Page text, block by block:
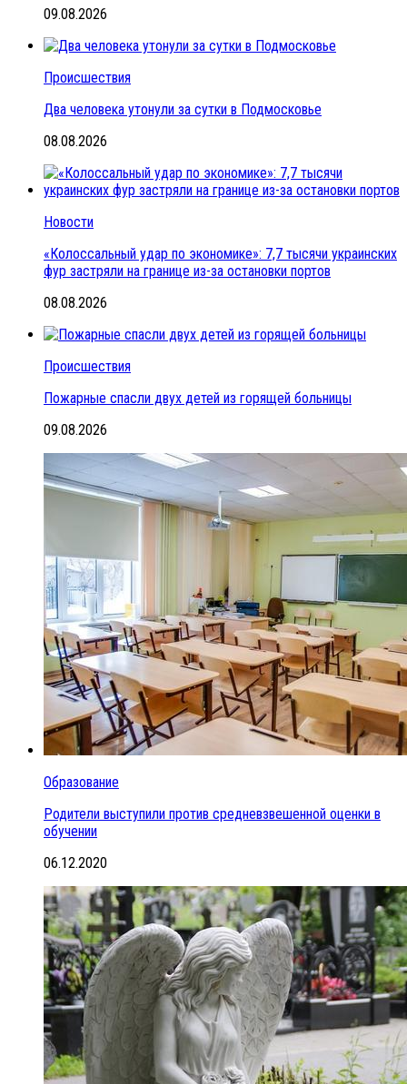
09.08.2026
Происшествия
Два человека утонули за сутки в Подмосковье
08.08.2026
Новости
«Колоссальный удар по экономике»: 7,7 тысячи украинских
фур застряли на границе из-за остановки портов
08.08.2026
Происшествия
Пожарные спасли двух детей из горящей больницы
09.08.2026
Образование
Родители выступили против средневзвешенной оценки в
обучении
06.12.2020